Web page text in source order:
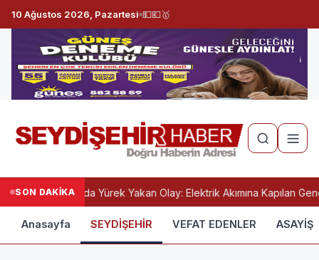
10 Ağustos 2026, Pazartesi 💵💶🥇
SON DAKİKAKonya’da Yürek Yakan Olay: Elektrik Akımına Kapılan
Anasayfa SEYDİŞEHİR VEFAT EDENLER ASAYİŞ